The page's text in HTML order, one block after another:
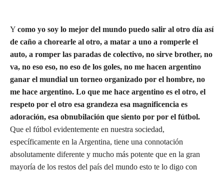
Y como yo soy lo mejor del mundo puedo salir al otro día así
de caño a chorearle al otro, a matar a uno a romperle el
auto, a romper las paradas de colectivo, no sirve brother, no
va, no eso eso, no eso de los goles, no me hacen argentino
ganar el mundial un torneo organizado por el hombre, no
me hace argentino. Lo que me hace argentino es el otro, el
respeto por el otro esa grandeza esa magnificencia es
adoración, esa obnubilación que siento por por el fútbol.
Que el fútbol evidentemente en nuestra sociedad,
específicamente en la Argentina, tiene una connotación
absolutamente diferente y mucho más potente que en la gran
mayoría de los restos del país del mundo esto te lo digo con